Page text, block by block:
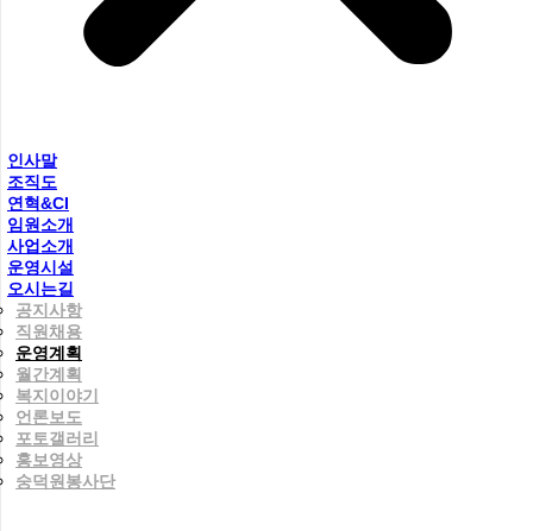
인사말
조직도
연혁&CI
임원소개
사업소개
운영시설
오시는길
공지사항
직원채용
운영계획
월간계획
복지이야기
언론보도
포토갤러리
홍보영상
숭덕원봉사단